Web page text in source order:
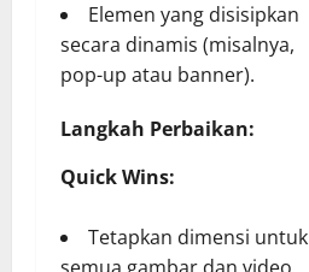
Elemen yang disisipkan
secara dinamis (misalnya,
pop-up atau banner).
Langkah Perbaikan:
Quick Wins:
Tetapkan dimensi untuk